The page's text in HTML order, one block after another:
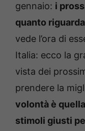
gennaio: i
quanto
vede l’ora di
Italia: ecco la
vista dei
prendere la
volontà è
stimoli giusti